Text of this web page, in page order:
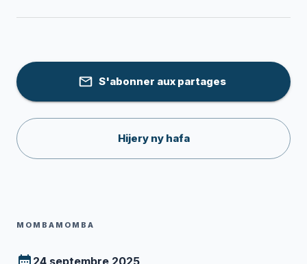
S'abonner aux partages
Hijery ny hafa
MOMBAMOMBA